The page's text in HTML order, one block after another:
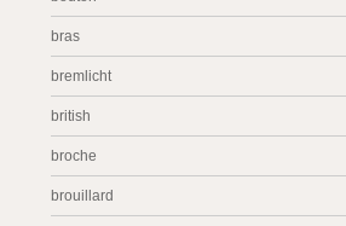
bras
bremlicht
british
broche
brouillard